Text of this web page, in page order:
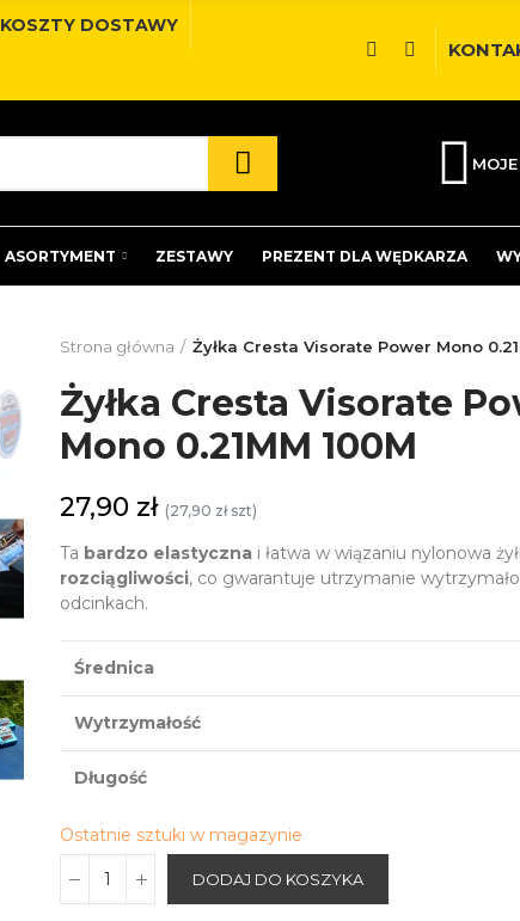
KOSZTY DOSTAWY
ASORTYMENT ZESTAWY PREZENT DLA WĘDKARZA
Strona główna Żyłka Cresta Visorate Power Mono
Żyłka Cresta Visorate
Mono 0.21MM 100M
27,90 zł (27,90 zł szt)
Ta bardzo elastyczna i łatwa w wiązaniu nylonowa
rozciągliwości, co gwarantuje utrzymanie
odcinkach.
Średnica
Wytrzymałość
Długość
Ostatnie sztuki w magazynie
DODAJ DO KOSZYKA